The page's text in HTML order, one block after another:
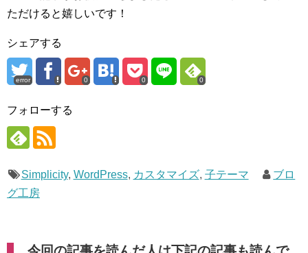
ただけると嬉しいです！
シェアする
error 0 0 0
フォローする
Simplicity, WordPress, カスタマイズ, 子テーマ
ブロ
グ工房